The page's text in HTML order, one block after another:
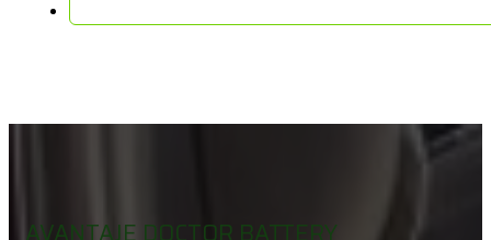
AVANTAJE DOCTOR BATTERY